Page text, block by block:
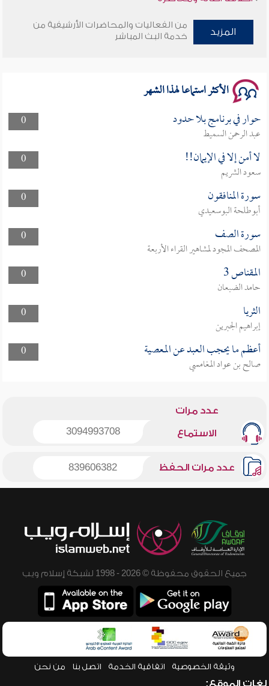
وأمنهم من خوف 9
المزيد
من الفعاليات والمحاضرات الأرشيفية من
خدمة البث المباشر
الأكثر استماعا لهذا الشهر
0 حوار في برنامج بلا حدود
عبد الرحمن السميط
0
لا أمن إلا في الإيمان!!
سعود الشريم
0
سورة المنافقون
أبوطلحة البوسعيدي
0
سورة الصف
المصحف المجود لمشاهير القراء الأربعة
0
المقناص 3
حامد الضبعان
0
الثريا
إبراهيم الجبرين
0
أعظم ما يحجب العبد عن المعصية
صالح بن عواد المغامسي
عدد مرات
الاستماع 3094993708
عدد مرات الحفظ 839606382
جميع الحقوق محفوظة © 2026 - 1998 لشبكة إسلام ويب
وثيقة الخصوصية اتفاقية الخدمة اتصل بنا من نحن
لغات الموقع: